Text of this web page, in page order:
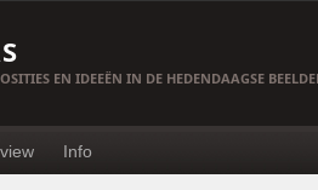
EN IDEEËN IN DE HEDENDAAGSE
Info